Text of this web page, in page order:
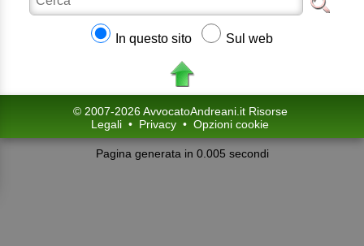
In questo sito Sul web
© 2007-2026 AvvocatoAndreani.it Risorse
Legali • Privacy • Opzioni cookie
Pagina generata in 0.005 secondi